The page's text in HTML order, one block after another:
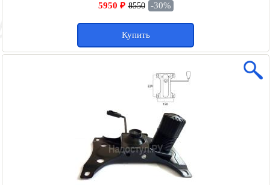
5950 ₽ 8550 -30%
Купить